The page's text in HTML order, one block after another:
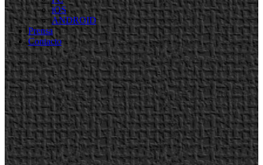
iOS
ANDROID
Prensa
Contacto